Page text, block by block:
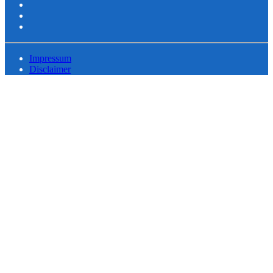
Impressum
Disclaimer